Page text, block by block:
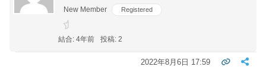
New Member
Registered
結合: 4年前 投稿: 2
2022年8月6日 17:59